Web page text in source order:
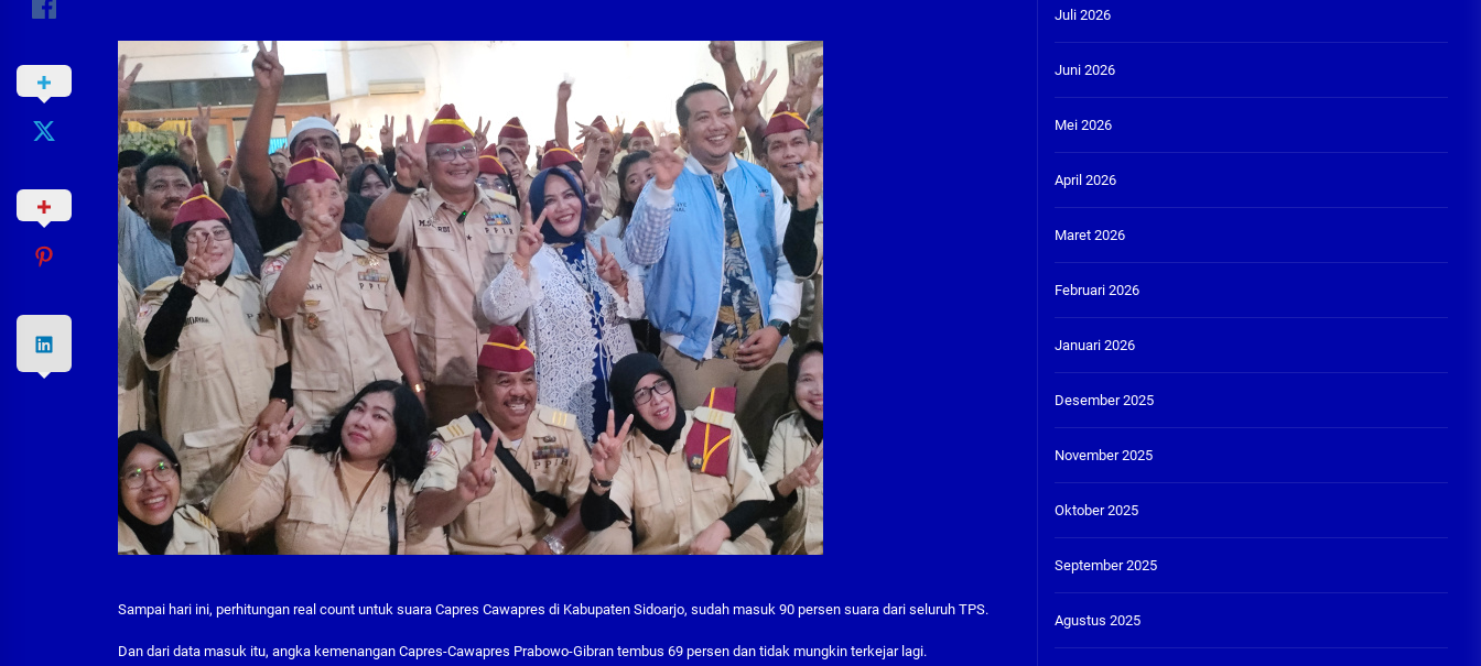
Sampai hari ini, perhitungan real count untuk suara Capres Cawapres di Kabupaten Sidoarjo, sudah masuk 90 persen suara dari seluruh TPS.
Dan dari data masuk itu, angka kemenangan Capres-Cawapres Prabowo-Gibran tembus 69 persen dan tidak mungkin terkejar lagi.
Juli 2026
Juni 2026
Mei 2026
April 2026
Maret 2026
Februari 2026
Januari 2026
Desember 2025
November 2025
Oktober 2025
September 2025
Agustus 2025